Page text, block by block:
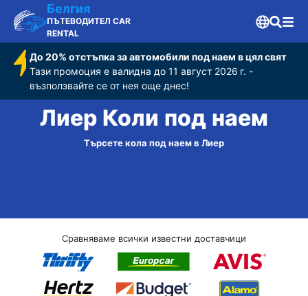
Белгия
ПЪТЕВОДИТЕЛ CAR
RENTAL
До 20% отстъпка за автомобили под наем в цял свят
Тази промоция е валидна до 11 август 2026 г. -
възползвайте се от нея още днес!
Лиер Коли под наем
Търсете кола под наем в Лиер
Сравняваме всички известни доставчици